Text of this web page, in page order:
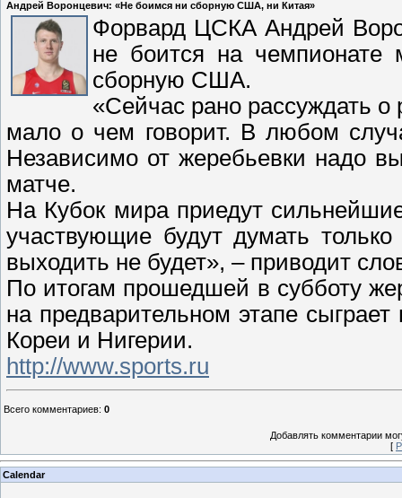
Андрей Воронцевич: «Не боимся ни сборную США, ни Китая»
Форвард ЦСКА Андрей
не боится на чемпионате
сборную США.
«Сейчас рано рассуждать
мало о чем говорит. В любом
Независимо от жеребьевки надо
матче.
На Кубок мира приедут
участвующие будут думать
выходить не будет», – приводит
По итогам прошедшей в субботу
на предварительном этапе
Кореи и Нигерии.
http://www.sports.ru
Всего комментариев: 0
Добавлять комментарии
[
Calendar